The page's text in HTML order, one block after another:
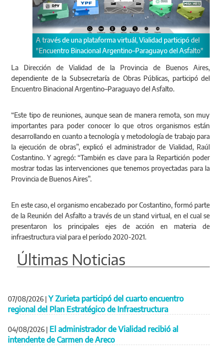
de una plataforma virtuál, Vialidad participó del
Binacional Argentino–Paraguayo del Asfalto"
emblemáticas y
La Dirección de Vialidad de la Provincia de Buenos Aires,
dependiente de la Subsecretaría de Obras Públicas, participó del
Encuentro Binacional Argentino–Paraguayo del Asfalto.
“Este tipo de reuniones, aunque sean de manera remota, son muy
importantes para poder conocer lo que otros organismos están
desarrollando en cuanto a tecnología y metodología de trabajo para
la ejecución de obras”, explicó el administrador de Vialidad, Raúl
Costantino. Y agregó: “También es clave para la Repartición poder
mostrar todas las intervenciones que tenemos proyectadas para la
Provincia de Buenos Aires”.
En este caso, el organismo encabezado por Costantino, formó parte
de la Reunión del Asfalto a través de un stand virtual, en el cual se
presentaron los principales ejes de acción en materia de
infraestructura vial para el período 2020-2021.
Últimas Noticias
07/08/2026 | Y Zurieta participó del cuarto encuentro
regional del Plan Estratégico de Infraestructura
04/08/2026 | El administrador de Vialidad recibió al
intendente de Carmen de Areco